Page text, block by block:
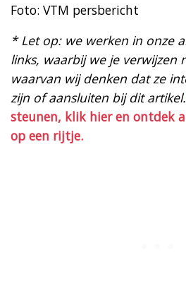
Foto: VTM persbericht
* Let op: we werken in onze
links, waarbij we je verwijzen
waarvan wij denken dat ze
zijn of aansluiten bij dit artikel.
steunen, klik hier en ontdek
op een rijtje.